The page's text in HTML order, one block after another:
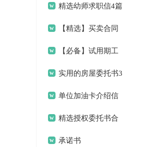
言语录33条
精选幼师求职信4篇
【精选】买卖合同
范文9篇【必备】试用期工
作总结合集八篇
实用的房屋委托书3
篇 单位加油卡介绍信
锦集六篇
精选授权委托书合
集5篇承诺书